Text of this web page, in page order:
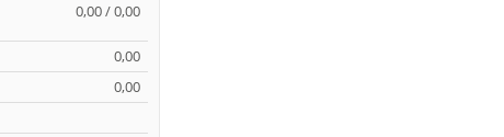
0,00 / 0,00
0,00
0,00